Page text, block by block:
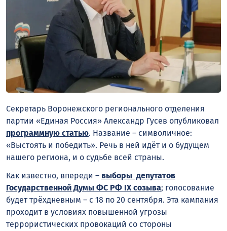
Секретарь Воронежского регионального отделения
партии «Единая Россия» Александр Гусев опубликовал
программную статью. Название – символичное:
«Выстоять и победить». Речь в ней идёт и о будущем
нашего региона, и о судьбе всей страны.
Как известно, впереди – выборы депутатов
Государственной Думы ФС РФ IX созыва; голосование
будет трёхдневным – с 18 по 20 сентября. Эта кампания
проходит в условиях повышенной угрозы
террористических провокаций со стороны